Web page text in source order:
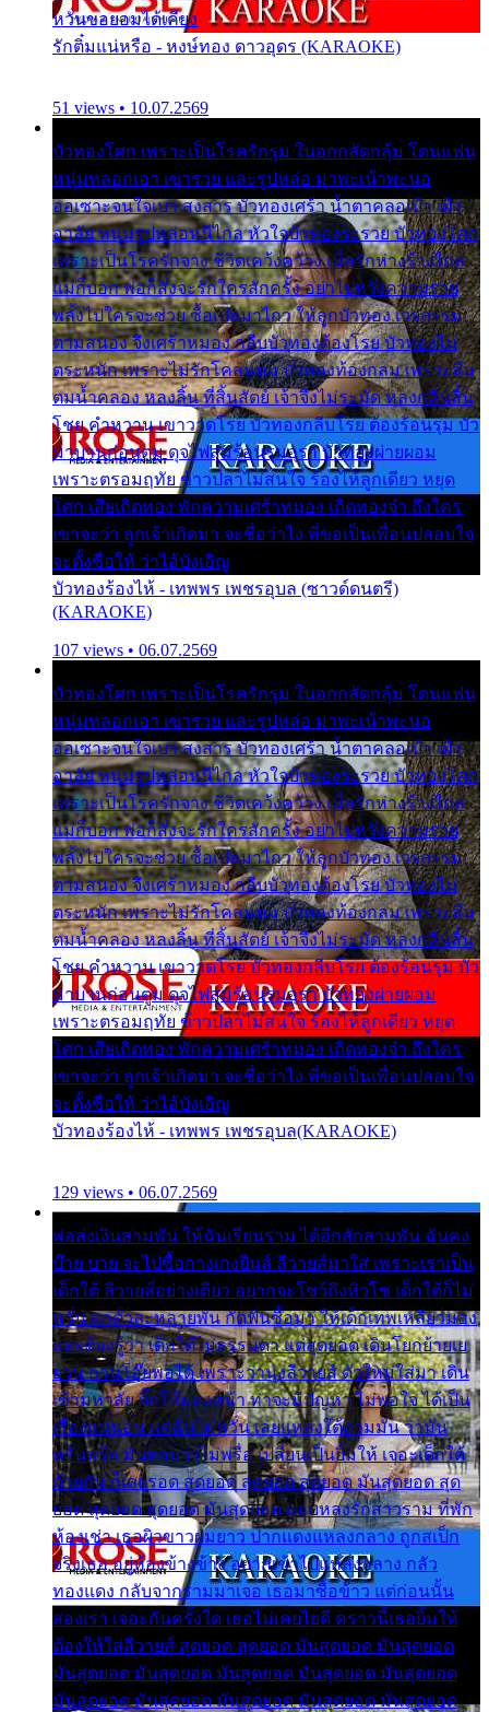
หวั่นขอยอมได้เคียง
รักติ๋มแน่หรือ - หงษ์ทอง ดาวอุดร (KARAOKE)
51 views • 10.07.2569
บัวทองโศก เพราะเป็นโรครักรุม ในอกกลัดกลุ้ม โดนแฟน
หนุ่มหลอกเอา เขารวย และรูปหล่อ มาพะเน้าพะนอ
ออเซาะจนใจเบา สงสาร บัวทองเศร้า น้ำตาคลอเบ้า เฝ้า
อาลัย หนุ่มรูปหล่อหนีไกล หัวใจบัวทองระรวย บัวทองโศก
เพราะเป็นโรครักจาง ชีวิตเคว้งคว้าง เมื่อรักห่างร้างไกล
แม่ก็บอก พ่อก็สั่งจะรักใครสักครั้ง อย่าไปหวังความรวย
พลั้งไปใครจะช่วย ซื้อเปลมาไกว ให้ลูกบัวทอง เวรกรรม
ตามสนอง จึงเศร้าหมอง กลีบบัวทองต้องโรย บัวทองไม่
ตระหนัก เพราะไม่รักโคลนตม บัวทองท้องกลม เพราะลืม
ตมน้ำคลอง หลงลิ้น ที่สิ้นสัตย์ เจ้าจึงไม่ระมัด หลงกลิ่นลิ้น
โชย คำหวาน เขาวาดโรย บัวทองกลีบโรย ต้องร้อนรุม บัว
มาบานก่อนตูม ดุจไฟสุมร้อนรุมอุรา บัวทองผ่ายผอม
เพราะตรอมฤทัย ข้าวปลาไม่สนใจ ร้องไห้ลูกเดียว หยุด
โศก เสียเถิดทอง พักความเศร้าหมอง เถิดทองจ๋า ถึงใคร
เขาจะว่า ลูกเจ้าเกิดมา จะชื่อว่าไง พี่ขอเป็นเพื่อนปลอบใจ
จะตั้งชื่อให้ ว่าไอ้บังเอิญ
บัวทองร้องไห้ - เทพพร เพชรอุบล (ซาวด์ดนตรี)
(KARAOKE)
107 views • 06.07.2569
บัวทองโศก เพราะเป็นโรครักรุม ในอกกลัดกลุ้ม โดนแฟน
หนุ่มหลอกเอา เขารวย และรูปหล่อ มาพะเน้าพะนอ
ออเซาะจนใจเบา สงสาร บัวทองเศร้า น้ำตาคลอเบ้า เฝ้า
อาลัย หนุ่มรูปหล่อหนีไกล หัวใจบัวทองระรวย บัวทองโศก
เพราะเป็นโรครักจาง ชีวิตเคว้งคว้าง เมื่อรักห่างร้างไกล
แม่ก็บอก พ่อก็สั่งจะรักใครสักครั้ง อย่าไปหวังความรวย
พลั้งไปใครจะช่วย ซื้อเปลมาไกว ให้ลูกบัวทอง เวรกรรม
ตามสนอง จึงเศร้าหมอง กลีบบัวทองต้องโรย บัวทองไม่
ตระหนัก เพราะไม่รักโคลนตม บัวทองท้องกลม เพราะลืม
ตมน้ำคลอง หลงลิ้น ที่สิ้นสัตย์ เจ้าจึงไม่ระมัด หลงกลิ่นลิ้น
โชย คำหวาน เขาวาดโรย บัวทองกลีบโรย ต้องร้อนรุม บัว
มาบานก่อนตูม ดุจไฟสุมร้อนรุมอุรา บัวทองผ่ายผอม
เพราะตรอมฤทัย ข้าวปลาไม่สนใจ ร้องไห้ลูกเดียว หยุด
โศก เสียเถิดทอง พักความเศร้าหมอง เถิดทองจ๋า ถึงใคร
เขาจะว่า ลูกเจ้าเกิดมา จะชื่อว่าไง พี่ขอเป็นเพื่อนปลอบใจ
จะตั้งชื่อให้ ว่าไอ้บังเอิญ
บัวทองร้องไห้ - เทพพร เพชรอุบล(KARAOKE)
129 views • 06.07.2569
พ่อส่งเงินสามพัน ให้ฉันเรียนราม ได้อีกสักสามพัน ฉันคง
บ๊าย บาย จะไปซื้อกางเกงยีนส์ ลีวายส์มาใส่ เพราะเราเป็น
เด็กใต้ ลีวายส์อย่างเดียว อยากจะโชว์ถึงหิวโซ เด็กใต้ก็ไม่
หวั่น ตกตัวละหลายพัน กัดฟันซื้อมา ให้เด็กเทพเหลียวมอง
และต้องรู้ว่า เด็กใต้ไม่ธรรมดา แต่สุดยอด เดินโยกย้ายเย
ยวน กวนโอ๊ยพอได้ เพราะว่านุ่งลีวายส์ ตัวใหม่ใส่มา เดิน
เข้ามหาลัย จิ๊กโก๊มองหน้า ท่าจะมีปัญหา ไม่พอใจ ได้เป็น
เรื่องแน่นอน แต่ฉันไม่หวั่น เลยแหลงใต้ถามมัน ว่ามัน
พรั่นพรือ มันตอบว่าไม่พรื่อ เปลี่ยนเป็นยิ้มให้ เจอะเด็กใต้
ด้วยกัน ก็เลยรอด สุดยอด สุดยอด สุดยอด มันสุดยอด สุด
ยอด สุดยอด สุดยอด มันสุดยอด แอบหลงรักสาวราม ที่พัก
ห้องเช่า เธอผิวขาวผมยาว ปากแดงแหลงกลาง ถูกสเป็ก
จริงเธอ อยู่ห้องข้างข้าง อยากเข้าไปแหลงกลาง กลัว
ทองแดง กลับจากรามมาเจอ เธอมาซื้อข้าว แต่ก่อนนั้น
สองเรา เจอะกันครั้งใด เธอไม่เคยไยดี คราวนี้เธอยิ้มให้
ต้องให้ใส่ลีวายส์ สุดยอด สุดยอด มันสุดยอด มันสุดยอด
มันสุดยอด มันสุดยอด มันสุดยอด มันสุดยอด มันสุดยอด
มันสุดยอด มันสุดยอด มันสุดยอด มันสุดยอด มันสุดยอด